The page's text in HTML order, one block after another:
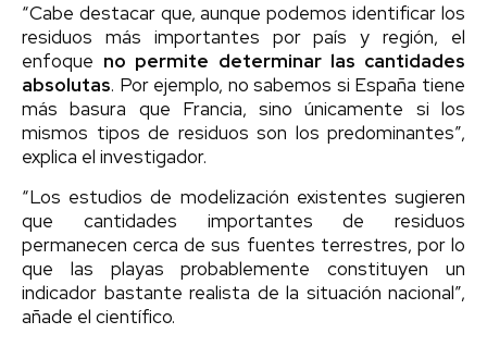
“Cabe destacar que, aunque podemos identificar los
residuos más importantes por país y región, el
enfoque no permite determinar las cantidades
absolutas. Por ejemplo, no sabemos si España tiene
más basura que Francia, sino únicamente si los
mismos tipos de residuos son los predominantes”,
explica el investigador.
“Los estudios de modelización existentes sugieren
que cantidades importantes de residuos
permanecen cerca de sus fuentes terrestres, por lo
que las playas probablemente constituyen un
indicador bastante realista de la situación nacional”,
añade el científico.